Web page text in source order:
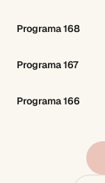
Programa 168
Programa 167
Programa 166